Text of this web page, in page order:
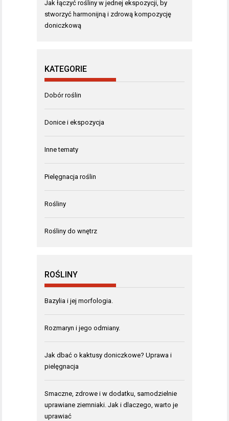
Jak łączyć rośliny w jednej ekspozycji, by
stworzyć harmonijną i zdrową kompozycję
doniczkową
KATEGORIE
Dobór roślin
Donice i ekspozycja
Inne tematy
Pielęgnacja roślin
Rośliny
Rośliny do wnętrz
ROŚLINY
Bazylia i jej morfologia.
Rozmaryn i jego odmiany.
Jak dbać o kaktusy doniczkowe? Uprawa i
pielęgnacja
Smaczne, zdrowe i w dodatku, samodzielnie
uprawiane ziemniaki. Jak i dlaczego, warto je
uprawiać